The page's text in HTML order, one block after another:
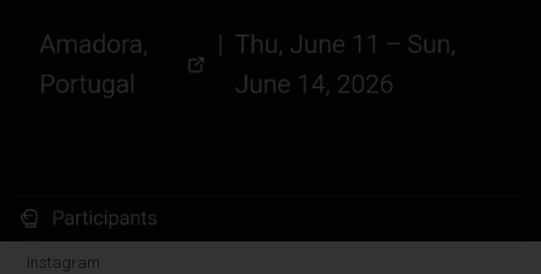
Instagram